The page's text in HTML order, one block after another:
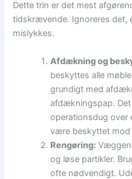
Dette trin er det mest
tidskrævende. Ignoreres det,
mislykkes.
Afdækning og
beskyttes alle
grundigt med
afdækningspap.
operationsdug over
være beskyttet mod
Rengøring:
og løse partikler.
ofte nødvendigt.